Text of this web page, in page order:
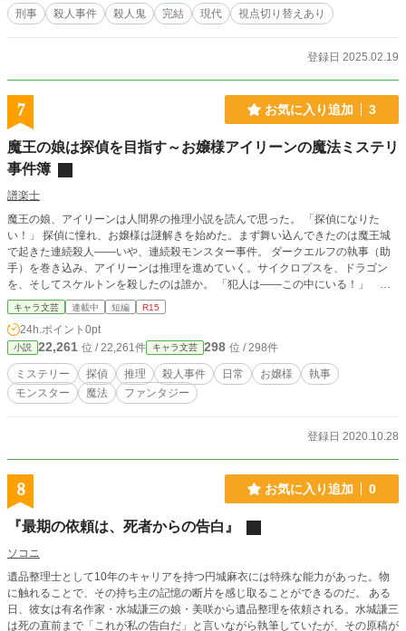
刑事 殺人事件 殺人鬼 完結 現代 視点切り替えあり
登録日 2025.02.19
7 お気に入り追加 3
魔王の娘は探偵を目指す～お嬢様アイリーンの魔法ミステリ
事件簿
譜楽士
魔王の娘、アイリーンは人間界の推理小説を読んで思った。 「探偵になりた
い！」 探偵に憧れ、お嬢様は謎解きを始めた。まず舞い込んできたのは魔王城
で起きた連続殺人――いや、連続殺モンスター事件。 ダークエルフの執事（助
手）を巻き込み、アイリーンは推理を進めていく。サイクロプスを、ドラゴン
を、そしてスケルトンを殺したのは誰か。 「犯人は――この中にいる！」 一
度は言ってみたいこのセリフを、お嬢様は言い放つ。 ※作者はバリバリのワト
ソンです。ノリと雰囲気を楽しむ、いい意味で『頭を使わないミステリ』を目指
しました。一緒に「な、なんだってー⁉」と言っていただければ幸いです。一話
一話も短め。
キャラ文芸 連載中 短編 R15
24h.ポイント 0pt
小説 22,261 位 / 22,261件 キャラ文芸 298 位 / 298件
ミステリー 探偵 推理 殺人事件 日常 お嬢様
執事
モンスター
魔法 ファンタジー
登録日 2020.10.28
8 お気に入り追加 0
『最期の依頼は、死者からの告白』
ソコニ
遺品整理士として10年のキャリアを持つ円城麻衣には特殊な能力があった。物
に触れることで、その持ち主の記憶の断片を感じ取ることができるのだ。 ある
日、彼女は有名作家・水城謙三の娘・美咲から遺品整理を依頼される。水城謙三
は死の直前まで「これが私の告白だ」と言いながら執筆していたが、その原稿が